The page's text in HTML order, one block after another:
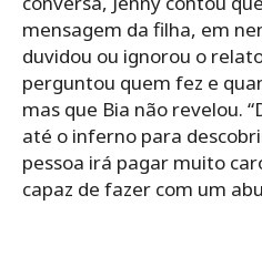
mensagem da filha, em
duvidou ou ignorou o
perguntou quem fez e
mas que Bia não revelou.
até o inferno para
pessoa irá pagar muito
capaz de fazer com um